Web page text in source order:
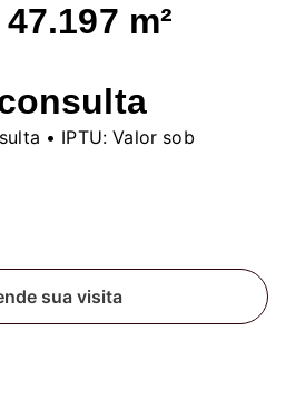
m²
• IPTU: Valor sob
sua visita